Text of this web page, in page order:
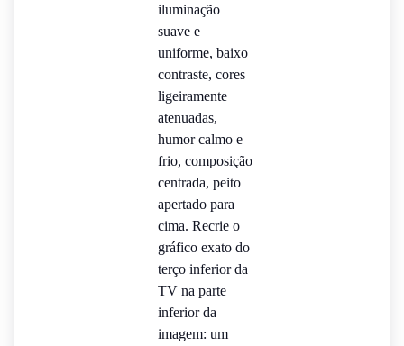
iluminação
suave e
uniforme, baixo
contraste, cores
ligeiramente
atenuadas,
humor calmo e
frio, composição
centrada, peito
apertado para
cima. Recrie o
gráfico exato do
terço inferior da
TV na parte
inferior da
imagem: um